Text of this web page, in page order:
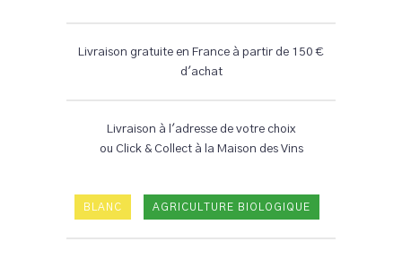
Livraison gratuite en France à partir de 150 €
d'achat
Livraison à l'adresse de votre choix
ou Click & Collect à la Maison des Vins
BLANC AGRICULTURE BIOLOGIQUE